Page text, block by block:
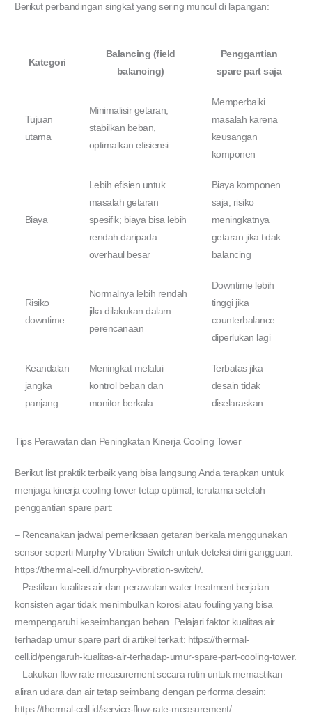
Berikut perbandingan singkat yang sering muncul di lapangan:
Kategori
Balancing (field
balancing)
Penggantian
spare part saja
Tujuan
utama
Minimalisir getaran,
stabilkan beban,
optimalkan efisiensi
Memperbaiki
masalah karena
keusangan
komponen
Biaya
Lebih efisien untuk
masalah getaran
spesifik; biaya bisa lebih
rendah daripada
overhaul besar
Biaya komponen
saja, risiko
meningkatnya
getaran jika tidak
balancing
Risiko
downtime
Normalnya lebih rendah
jika dilakukan dalam
perencanaan
Downtime lebih
tinggi jika
counterbalance
diperlukan lagi
Keandalan
jangka
panjang
Meningkat melalui
kontrol beban dan
monitor berkala
Terbatas jika
desain tidak
diselaraskan
Tips Perawatan dan Peningkatan Kinerja Cooling Tower
Berikut list praktik terbaik yang bisa langsung Anda terapkan untuk
menjaga kinerja cooling tower tetap optimal, terutama setelah
penggantian spare part:
– Rencanakan jadwal pemeriksaan getaran berkala menggunakan
sensor seperti Murphy Vibration Switch untuk deteksi dini gangguan:
https://thermal-cell.id/murphy-vibration-switch/.
– Pastikan kualitas air dan perawatan water treatment berjalan
konsisten agar tidak menimbulkan korosi atau fouling yang bisa
mempengaruhi keseimbangan beban. Pelajari faktor kualitas air
terhadap umur spare part di artikel terkait: https://thermal-
cell.id/pengaruh-kualitas-air-terhadap-umur-spare-part-cooling-tower.
– Lakukan flow rate measurement secara rutin untuk memastikan
aliran udara dan air tetap seimbang dengan performa desain:
https://thermal-cell.id/service-flow-rate-measurement/.